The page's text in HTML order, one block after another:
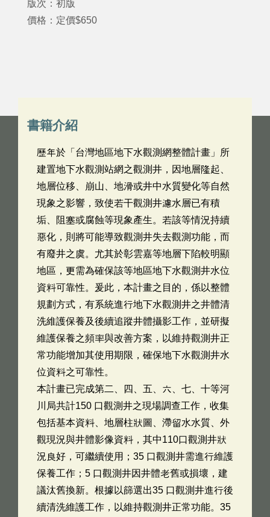
版次：初版
價格：定價$650
書籍介紹
歷年於「台灣地區地下水觀測網整體計畫」所
建置地下水觀測站網之觀測井，因地層隆起、
地層位移、崩山、地滑或井中水質變化等自然
現象之影響，致使若干觀測井濾水層已有積
垢、阻塞或腐蝕等現象產生。若該等情況持續
惡化，則將可能導致觀測井失去觀測功能，而
有廢井之虞。尤其於彰雲嘉等地層下陷較明顯
地區，更需為確保該等地區地下水觀測井水位
資料可靠性。爰此，本計畫之目的，係以整體
規劃方式，有系統進行地下水觀測井之井體清
洗維護保養及後續追蹤井體攝影工作，並研擬
維護保養之頻率與改善方案，以維持觀測井正
常功能增加其使用期限，確保地下水觀測井水
位資料之可靠性。
本計畫已完成第二、四、五、六、七、十等河
川局共計150 口觀測井之現場調查工作，收集
包括基本資料、地層柱狀圖、滯留水水質、外
觀現況與井體影像資料，其中110口觀測井狀
況良好，可繼續使用；35 口觀測井需進行維護
保養工作；5 口觀測井因井體老舊或損壞，建
議汰舊換新。根據以篩選出35 口觀測井進行後
續清洗維護工作，以維持觀測井正常功能。35